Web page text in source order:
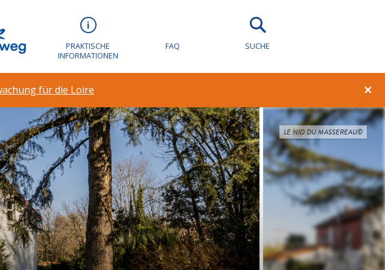
PRAKTISCHE
INFORMATIONEN
FAQ SUCHE
×
für die Loire
LE NID DU MASSEREAU©